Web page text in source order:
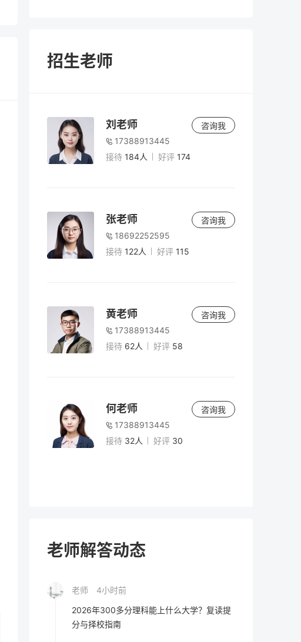
招生老师
刘老师
17388913445
接待 184人 好评 174
咨询我
张老师
18692252595
接待 122人 好评 115
咨询我
黄老师
17388913445
接待 62人 好评 58
咨询我
何老师
17388913445
接待 32人 好评 30
咨询我
老师解答动态
高考240分能上什么学校？复读提分与低分择
校全攻略
2026年复读怎么办理手续？最全流程与材料
清单（附避坑指南）
老师
5小时前
复读二年值得吗？2026年高考复读两年规划
老师
5小时前
2026年复读生高考报名全攻略：准考证获取
与注意事项
2026年高考时间安排全解析：复读生如何把
握关键节点？
老师
2026年高考300分以下能上什么学校？专
科、高职与复读选择全解析
老师
4小时前
2026年300多分理科能上什么大学？复读提
分与择校指南